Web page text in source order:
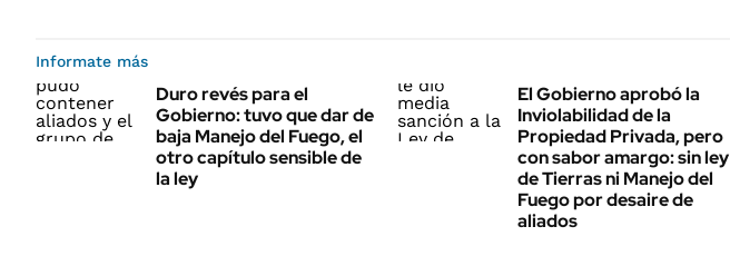
Informate más
Duro revés para el
Gobierno: tuvo que dar de
baja Manejo del Fuego, el
otro capítulo sensible de
la ley
El Gobierno aprobó la
Inviolabilidad de la
Propiedad Privada, pero
con sabor amargo: sin ley
de Tierras ni Manejo del
Fuego por desaire de
aliados